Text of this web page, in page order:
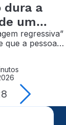
dura a
um
regressiva”
que a pessoa